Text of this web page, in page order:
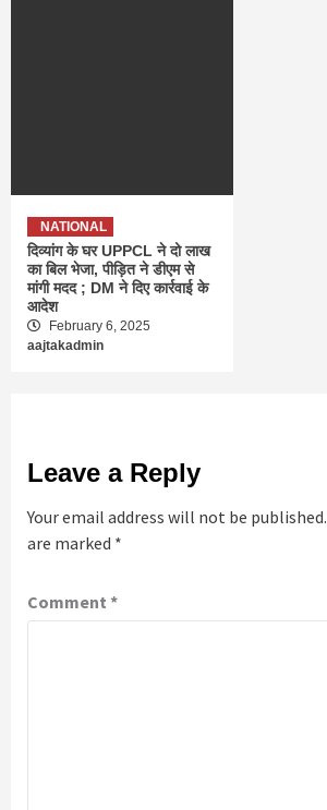
NATIONAL
दिव्यांग के घर UPPCL ने दो लाख
का बिल भेजा, पीड़ित ने डीएम से
मांगी मदद ; DM ने दिए कार्रवाई के
आदेश
February 6, 2025
aajtakadmin
Leave a Reply
Your email address will not be published.
are marked *
Comment *